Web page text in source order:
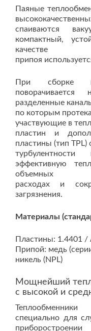
Паяные
спаиваются
компактный,
качестве
припоя
При сборке
разделенные
по которым
участвующие в
пластин и
пластины (тип
эффективную
объемных
расходах и
загрязнения.
Материалы
Пластины: 1.4401 /
Припой: медь
никель (NPL)
Мощнейший
с высокой и
специально для
приборостроении